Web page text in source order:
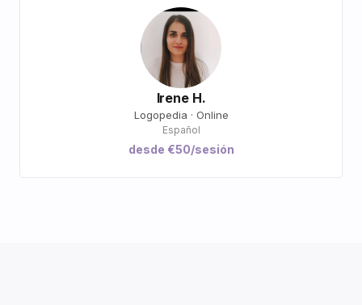
Irene H.
Logopedia · Online
Español
desde €50/sesión